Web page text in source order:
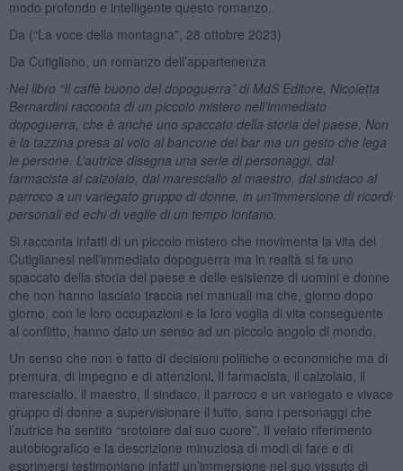
modo profondo e intelligente questo romanzo.
Da (“La voce della montagna”, 28 ottobre 2023)
Da Cutigliano, un romanzo dell’appartenenza
Nel libro “Il caffè buono del dopoguerra” di MdS Editore, Nicoletta
Bernardini racconta di un piccolo mistero nell’immediato
dopoguerra, che è anche uno spaccato della storia del paese. Non
è la tazzina presa al volo al bancone del bar ma un gesto che lega
le persone. L’autrice disegna una serie di personaggi, dal
farmacista al calzolaio, dal maresciallo al maestro, dal sindaco al
parroco a un variegato gruppo di donne, in un’immersione di ricordi
personali ed echi di veglie di un tempo lontano.
Si racconta infatti di un piccolo mistero che movimenta la vita dei
Cutiglianesi nell’immediato dopoguerra ma in realtà si fa uno
spaccato della storia del paese e delle esistenze di uomini e donne
che non hanno lasciato traccia nei manuali ma che, giorno dopo
giorno, con le loro occupazioni e la loro voglia di vita conseguente
al conflitto, hanno dato un senso ad un piccolo angolo di mondo.
Un senso che non è fatto di decisioni politiche o economiche ma di
premura, di impegno e di attenzioni. Il farmacista, il calzolaio, il
maresciallo, il maestro, il sindaco, il parroco e un variegato e vivace
gruppo di donne a supervisionare il tutto, sono i personaggi che
l’autrice ha sentito “srotolare dal suo cuore”. Il velato riferimento
autobiografico e la descrizione minuziosa di modi di fare e di
esprimersi testimoniano infatti un’immersione nel suo vissuto di